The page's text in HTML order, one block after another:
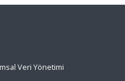
Veri Yönetimi